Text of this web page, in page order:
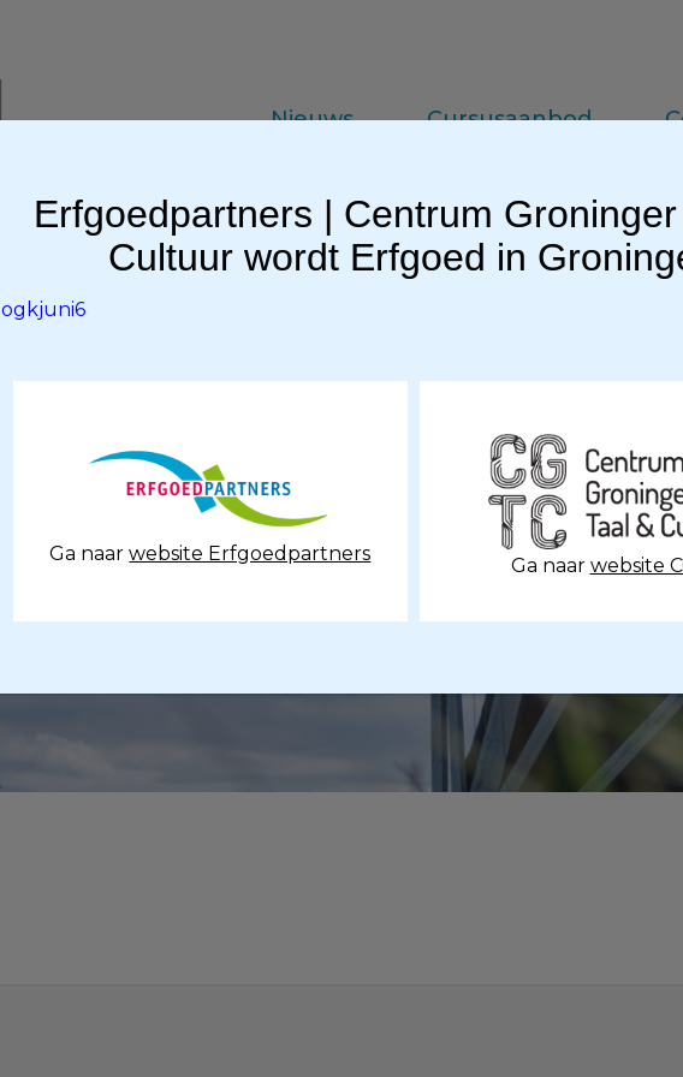
Nieuws Cursusaanbod
Agenda Vakinformatie Praktijkkennis
ogkjuni6
Erfgoedpartners | Centrum Groninger
Cultuur wordt Erfgoed in
ogkjuni6
Ga naarwebsite Erfgoedpartners
Ga naar website